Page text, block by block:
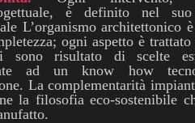
è definito nel
L’organismo architettonico
ogni aspetto è
sono risultato di scelte
ad un know how
La complementarità
la filosofia eco-sostenibile